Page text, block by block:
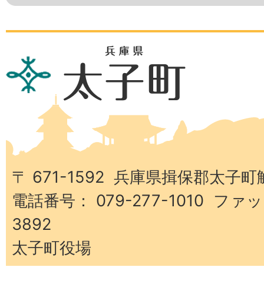
兵
庫
子
町
〒 671-1592 兵庫県揖保郡太子町
電話番号： 079-277-1010 ファ
3892
太子町役場